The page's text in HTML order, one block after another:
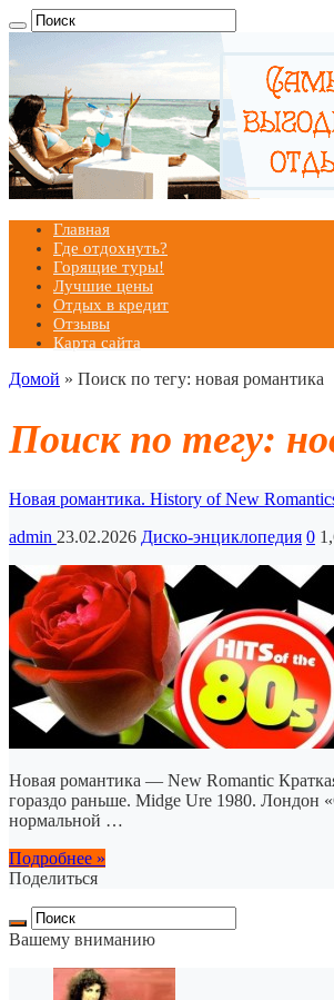
Главная
Где отдохнуть?
Горящие туры!
Лучшие цены
Отдых в кредит
Отзывы
Карта сайта
Домой » Поиск по тегу: новая романтика
Поиск по тегу:
Новая романтика. History of New
admin 23.02.2026 Диско-энциклопедия 0
Новая романтика — New Romantic
гораздо раньше. Midge Ure 1980. Лондон
нормальной …
Подробнее »
Поделиться
Вашему вниманию